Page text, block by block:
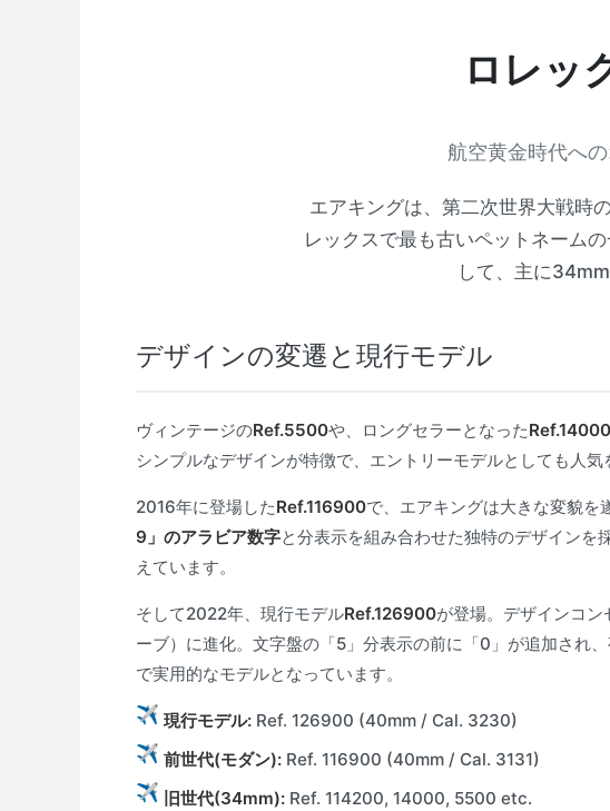
ロレッ
航空黄金時代へ
エアキングは、第二次世界大戦時
レックスで最も古いペットネーム
して、主に
デザインの変遷と現行モデル
ヴィンテージのRef.5500や、ロングセラーとなったRef.14000
シンプルなデザインが特徴で、エントリーモデルとしても人気
2016年に登場したRef.116900で、エアキングは大きな変貌を
9」のアラビア数字と分表示を組み合わせた独特のデザイン
えています。
そして2022年、現行モデルRef.126900が登場。デザインコン
ーブ）に進化。文字盤の「5」分表示の前に「0」が追加され
で実用的なモデルとなっています。
現行モデル: Ref. 126900 (40mm / Cal. 3230)
前世代(モダン): Ref. 116900 (40mm / Cal. 3131)
旧世代(34mm): Ref. 114200, 14000, 5500 etc.